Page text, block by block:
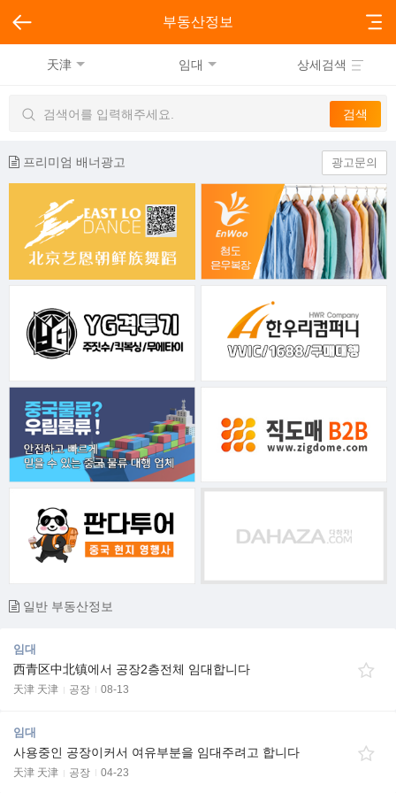
부동산정보
天津 임대 상세검색
프리미엄 배너광고 광고문의
일반 부동산정보
임대
西青区中北镇에서 공장2층전체 임대합니다
天津 天津 공장 08-13
임대
사용중인 공장이커서 여유부분을 임대주려고 합니다
天津 天津 공장 04-23